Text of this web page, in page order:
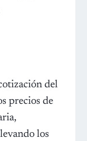
del
precios de
los